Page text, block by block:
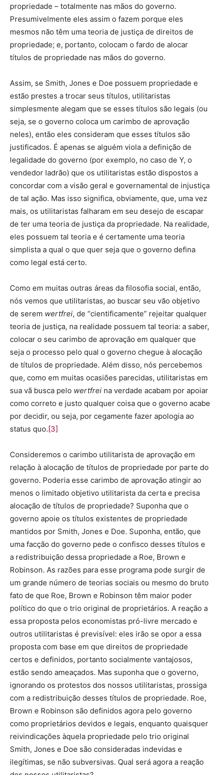
propriedade – totalmente nas mãos do governo.
Presumivelmente eles assim o fazem porque eles
mesmos não têm uma teoria de justiça de direitos de
propriedade; e, portanto, colocam o fardo de alocar
títulos de propriedade nas mãos do governo.
Assim, se Smith, Jones e Doe possuem propriedade e
estão prestes a trocar seus títulos, utilitaristas
simplesmente alegam que se esses títulos são legais (ou
seja, se o governo coloca um carimbo de aprovação
neles), então eles consideram que esses títulos são
justificados. É apenas se alguém viola a definição de
legalidade do governo (por exemplo, no caso de Y, o
vendedor ladrão) que os utilitaristas estão dispostos a
concordar com a visão geral e governamental de injustiça
de tal ação. Mas isso significa, obviamente, que, uma vez
mais, os utilitaristas falharam em seu desejo de escapar
de ter uma teoria de justiça da propriedade. Na realidade,
eles possuem tal teoria e é certamente uma teoria
simplista a qual o que quer seja que o governo defina
como legal está certo.
Como em muitas outras áreas da filosofia social, então,
nós vemos que utilitaristas, ao buscar seu vão objetivo
de serem wertfrei, de “cientificamente” rejeitar qualquer
teoria de justiça, na realidade possuem tal teoria: a saber,
colocar o seu carimbo de aprovação em qualquer que
seja o processo pelo qual o governo chegue à alocação
de títulos de propriedade. Além disso, nós percebemos
que, como em muitas ocasiões parecidas, utilitaristas em
sua vã busca pelo wertfrei na verdade acabam por apoiar
como correto e justo qualquer coisa que o governo acabe
por decidir, ou seja, por cegamente fazer apologia ao
status quo.[3]
Consideremos o carimbo utilitarista de aprovação em
relação à alocação de títulos de propriedade por parte do
governo. Poderia esse carimbo de aprovação atingir ao
menos o limitado objetivo utilitarista da certa e precisa
alocação de títulos de propriedade? Suponha que o
governo apoie os títulos existentes de propriedade
mantidos por Smith, Jones e Doe. Suponha, então, que
uma facção do governo pede o confisco desses títulos e
a redistribuição dessa propriedade a Roe, Brown e
Robinson. As razões para esse programa pode surgir de
um grande número de teorias sociais ou mesmo do bruto
fato de que Roe, Brown e Robinson têm maior poder
político do que o trio original de proprietários. A reação a
essa proposta pelos economistas pró-livre mercado e
outros utilitaristas é previsível: eles irão se opor a essa
proposta com base em que direitos de propriedade
certos e definidos, portanto socialmente vantajosos,
estão sendo ameaçados. Mas suponha que o governo,
ignorando os protestos dos nossos utilitaristas, prossiga
com a redistribuição desses títulos de propriedade. Roe,
Brown e Robinson são definidos agora pelo governo
como proprietários devidos e legais, enquanto quaisquer
reivindicações àquela propriedade pelo trio original
Smith, Jones e Doe são consideradas indevidas e
ilegítimas, se não subversivas. Qual será agora a reação